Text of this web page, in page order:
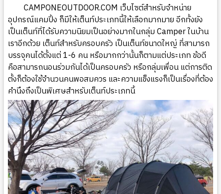
CAMPONEOUTDOOR.COM เว็บไซต์สำหรับจำหน่าย
อุปกรณ์แคมปิ้ง ก็มีให้เต็นท์ประเภทนี้ให้เลือกมากมาย อีกทั้งยัง
เป็นเต็นท์ที่ได้รับความนิยมเป็นอย่างมากในกลุ่ม Camper ในบ้าน
เราอีกด้วย เต็นท์สำหรับครอบครัว เป็นเต็นท์ขนาดใหญ่ ที่สามารถ
บรรจุคนได้ตั้งแต่ 1-6 คน หรือมากกว่านั้นก็ตามแต่ประเภท ข้อดี
คือสามารถนอนร่วมกันได้เป็นครอบครัว หรือกลุ่มเพื่อน แต่การติด
ตั้งก็ต้องใช้จำนวนคนพอสมควร และความแข็งแรงก็เป็นเรื่องที่ต้อง
คำนึงถึงเป็นพิเศษสำหรับเต็นท์ประเภทนี้